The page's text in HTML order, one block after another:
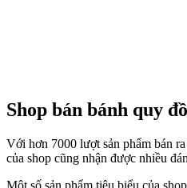
Shop bán bánh quy
Với hơn 7000 lượt sản phẩm bán
của shop cũng nhận được nhiều
Một số sản phẩm tiêu biểu của